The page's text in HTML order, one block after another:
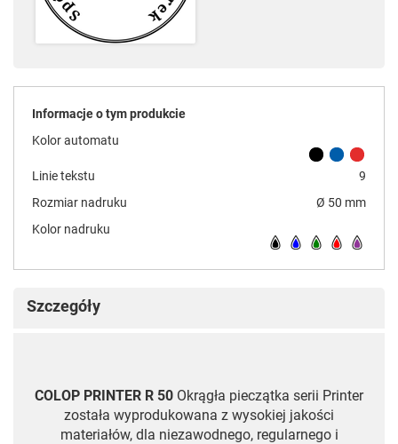
Informacje o tym produkcie
Kolor automatu
Linie tekstu
9
Rozmiar nadruku
Ø 50 mm
Kolor nadruku
Szczegóły
COLOP PRINTER R 50 Okrągła pieczątka serii Printer
została wyprodukowana z wysokiej jakości
materiałów, dla niezawodnego, regularnego i